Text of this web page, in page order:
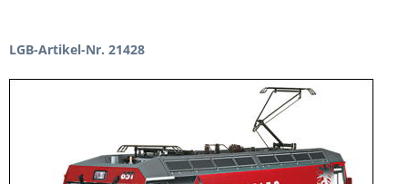
LGB-Artikel-Nr. 21428